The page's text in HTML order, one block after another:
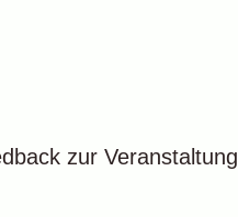
zur Veranstaltung